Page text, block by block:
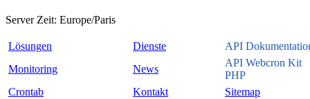
Server Zeit: Europe/Paris
Lösungen Dienste
API
Monitoring
News
API Webcron Kit
PHP
Crontab
Kontakt
Sitemap